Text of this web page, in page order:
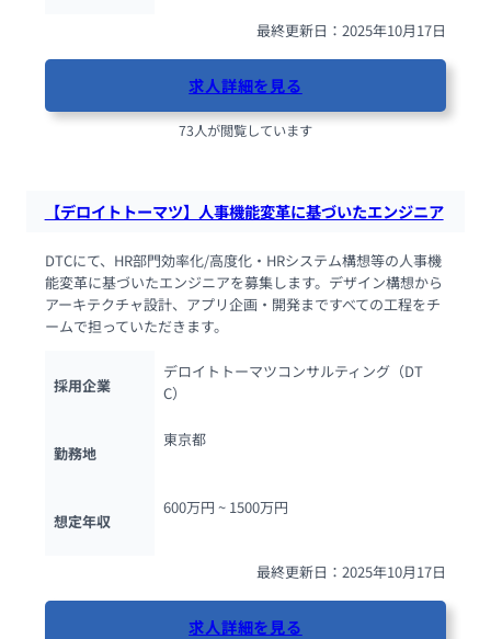
最終更新日：2025年10月17日
求人詳細を見る
73人が閲覧しています
【デロイトトーマツ】人事機能変革に基づいたエンジニア
DTCにて、HR部門効率化/高度化・HRシステム構想等の人事機
能変革に基づいたエンジニアを募集します。デザイン構想から
アーキテクチャ設計、アプリ企画・開発まですべての工程をチ
ームで担っていただきます。
採用企業
デロイトトーマツコンサルティング（DT
C）
勤務地
東京都
想定年収
600万円 ~ 1500万円
最終更新日：2025年10月17日
求人詳細を見る